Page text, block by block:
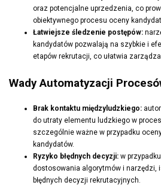
oraz potencjalne uprzedzenia, co
obiektywnego procesu oceny
Łatwiejsze śledzenie postępów:
kandydatów pozwalają na szybkie i
etapów rekrutacji, co ułatwia
Wady Automatyzacji
Brak kontaktu międzyludzkiego:
do utraty elementu ludzkiego w
szczególnie ważne w przypadku
kandydatów.
Ryzyko błędnych decyzji: w
dostosowania algorytmów i narzędzi,
błędnych decyzji rekrutacyjnych.